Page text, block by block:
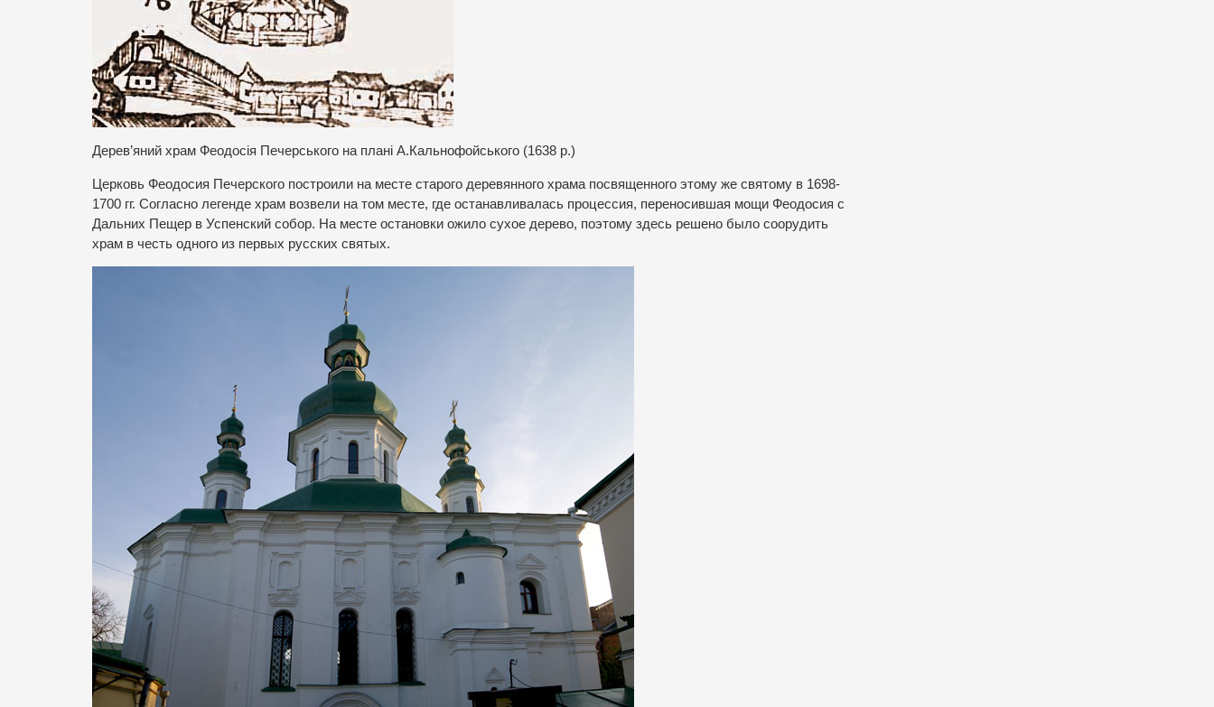
Дерев’яний храм Феодосія Печерського на плані А.Кальнофойського (1638 р.)
Церковь Феодосия Печерского построили на месте старого деревянного храма посвященного этому же святому в 1698-
1700 гг. Согласно легенде храм возвели на том месте, где останавливалась процессия, переносившая мощи Феодосия с
Дальних Пещер в Успенский собор. На месте остановки ожило сухое дерево, поэтому здесь решено было соорудить
храм в честь одного из первых русских святых.